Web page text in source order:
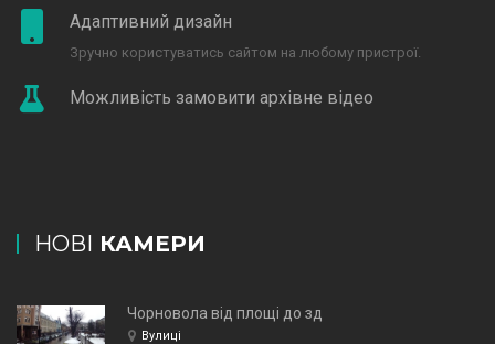
Адаптивний дизайн
Зручно користуватись сайтом на любому пристрої.
Можливість замовити архівне відео
НОВІ КАМЕРИ
Чорновола від площі до зд
Вулиці